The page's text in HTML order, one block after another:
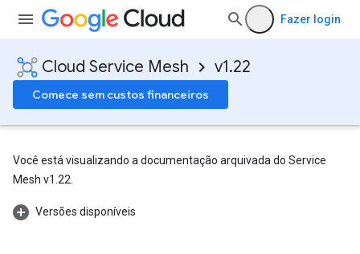
Fazer login
Cloud Service Mesh v1.22
Comece sem custos financeiros
Você está visualizando a documentação arquivada do Service
Mesh v1.22.
Versões disponíveis